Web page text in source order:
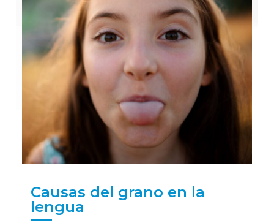
Causas del grano en la
lengua